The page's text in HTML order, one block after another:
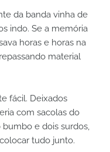
da banda vinha de
indo. Se a memória
horas e horas na
material
fácil. Deixados
com sacolas do
e dois surdos,
tudo junto.